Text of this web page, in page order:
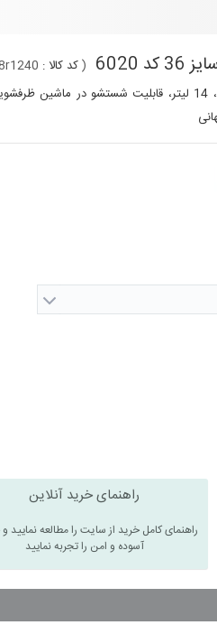
(کد کالا :
تابه سافینوکس مدل پریما سایز 36 ، 14 لیتر،
راهنمای خرید آنلاین
راهنمای کامل خرید از سایت را مطالعه نمایید
آسوده و امن را تجربه نمایید